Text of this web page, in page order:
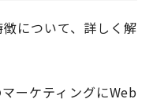
について、詳しく解
ーケティングにWeb